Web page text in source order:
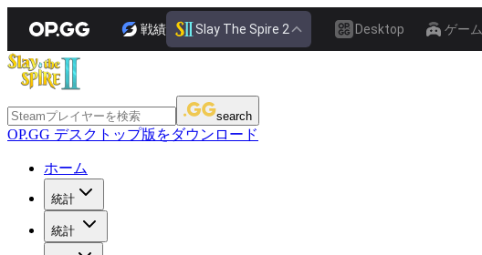
戦績 Slay The Spire 2 Desktop ゲーム
search
OP.GG デスクトップ版をダウンロード
ホーム
統計
統計